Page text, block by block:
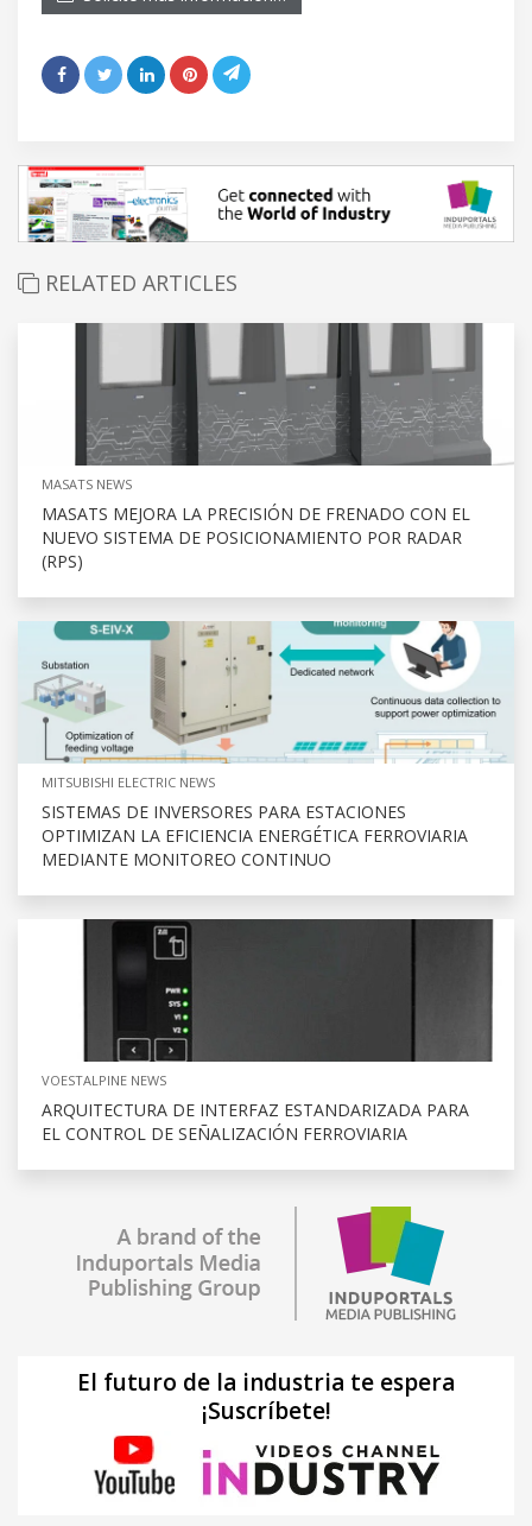
RELATED ARTICLES
MASATS NEWS
MASATS MEJORA LA PRECISIÓN DE FRENADO CON EL
NUEVO SISTEMA DE POSICIONAMIENTO POR RADAR
(RPS)
MITSUBISHI ELECTRIC NEWS
SISTEMAS DE INVERSORES PARA ESTACIONES
OPTIMIZAN LA EFICIENCIA ENERGÉTICA FERROVIARIA
MEDIANTE MONITOREO CONTINUO
VOESTALPINE NEWS
ARQUITECTURA DE INTERFAZ ESTANDARIZADA PARA
EL CONTROL DE SEÑALIZACIÓN FERROVIARIA
El futuro de la industria te espera
¡Suscríbete!